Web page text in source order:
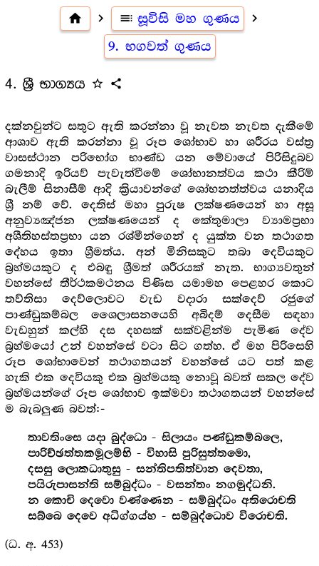
home navigate_next toc සූවිසි මහ ගුණය navigate_next
9. භගවත් ගුණය
4. ශ්‍රී භාග්‍යය star_outline share
දක්නවුන්ට සතුට ඇති කරන්නා වූ නැවත නැවත දැකීමේ
ආශාව ඇති කරන්නා වූ රූප ශෝභාව හා ශරීරය වස්ත්‍ර
වාසස්ථාන පරිභෝග භාණ්ඩ යන මේවායේ පිරිසිදුබව
ගමනාදි ඉරියව් පැවැත්වීමේ ශෝභානත්වය කථා කීරිම්
බැලීම් සිනාසීම් ආදි ක්‍රියාවන්ගේ ශෝභනත්ත්වය යනාදිය
ශ්‍රී නම් වේ. දෙතිස් මහා පුරුෂ ලක්ෂණයෙන් හා අසූ
අනුව්‍යඤ්ජන ලක්ෂණයෙන් ද කේතුමාලා ව්‍යාමප්‍රභා
අශීතිහස්තප්‍රභා යන රශ්මීන්ගෙන් ද යුක්ත වන තථාගත
දේහය ඉතා ශ්‍රීමත්ය. අන් මිනිසකුට තබා දෙවියකුට
බ්‍රහ්මයකුට ද එබඳු ශ්‍රීමත් ශරීරයක් නැත. භාග්‍යවතුන්
වහන්සේ තීර්ථකමථනය පිණිස යමාමහ පෙළහර කොට
තව්තිසා දෙව්ලොවට වැඩ වදාරා සක්දෙව් රජුගේ
පාණ්ඩුකම්බල ශෛලාසනයෙහි අබිදම් දෙසීම සඳහා
වැඩහුන් කල්හි දස දහසක් සක්වළින්ම පැමිණ දේව
බ්‍රහ්මයෝ උන් වහන්සේ වටා සිට ගත්හ. ඒ මහ පිරිසෙහි
රූප ශෝභාවෙන් තථාගතයන් වහන්සේ යට පත් කළ
හැකි එක දෙවියකු එක බ්‍රහ්මයකු නොවූ බවත් සකල දේව
බ්‍රහ්මයන්ගේ රූප ශෝභාව ඉක්මවා තථාගතයන් වහන්සේ
ම බැබලුණ බවත්:-
තාවතිංසෙ යදා බුද්ධො - සිලායං පණ්ඩුකම්බලෙ,
පාරිච්ඡත්තකමූලම්භි - විහාසි පුරිසුත්තමො,
දසසු ලොකධාතුසු - සන්තිපතිත්වාන දෙවතා,
පයිරුපාසන්ති සම්බුද්ධං - වසන්තං නගමුද්ධනි.
න කොචි දෙවො වණ්ණෙන - සම්බුද්ධං අතිරොචති
සබ්බෙ දෙවෙ අධිග්ගය්හ - සම්බුද්ධොව විරොචති.
(ධ. අ. 453)